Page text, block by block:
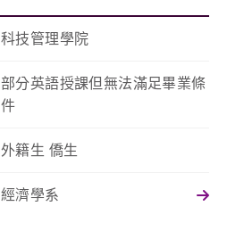
科技管理學院
部分英語授課但無法滿足畢業條
件
外籍生 僑生
經濟學系